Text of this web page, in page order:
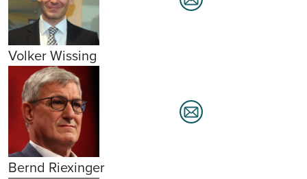
Volker Wissing
Bernd Riexinger